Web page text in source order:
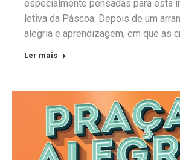
especialmente pensadas para esta
letiva da Páscoa. Depois de um
alegria e aprendizagem, em que as
Ler mais